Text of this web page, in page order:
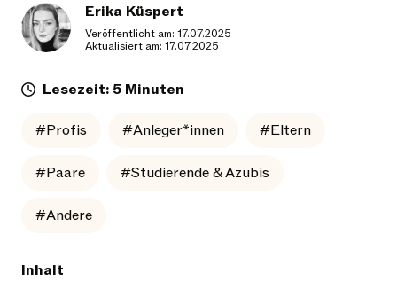
Erika Küspert
Veröffentlicht am: 17.07.2025
Aktualisiert am: 17.07.2025
Lesezeit: 5 Minuten
#Profis #Anleger*innen #Eltern
#Paare #Studierende & Azubis
#Andere
Inhalt